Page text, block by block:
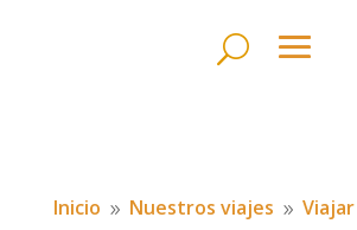
Inicio 9 Nuestros viajes 9